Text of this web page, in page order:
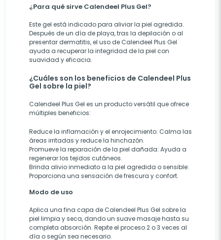
¿Para qué sirve Calendeel Plus Gel?
Este gel está indicado para aliviar la piel agredida.
Después de un día de playa, tras la depilación o al
presentar dermatitis, el uso de Calendeel Plus Gel
ayuda a recuperar la integridad de la piel con
suavidad y eficacia.
¿Cuáles son los beneficios de Calendeel Plus
Gel sobre la piel?
Calendeel Plus Gel es un producto versátil que ofrece
múltiples beneficios:
Reduce la inflamación y el enrojecimiento: Calma las
áreas irritadas y reduce la hinchazón.
Promueve la reparación de la piel dañada: Ayuda a
regenerar los tejidos cutáneos.
Brinda alivio inmediato a la piel agredida o sensible:
Proporciona una sensación de frescura y confort.
Modo de uso
Aplica una fina capa de Calendeel Plus Gel sobre la
piel limpia y seca, dando un suave masaje hasta su
completa absorción. Repite el proceso 2 o 3 veces al
día o según sea necesario.